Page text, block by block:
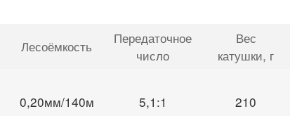
Лесоёмкость
Передаточное
число
Вес
катушки, г
0,20мм/140м 5,1:1 210